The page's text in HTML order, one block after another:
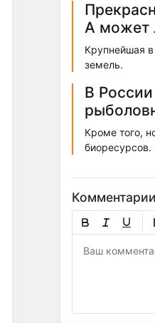
А может
Крупнейшая в
земель.
В
Кроме того,
биоресурсов.